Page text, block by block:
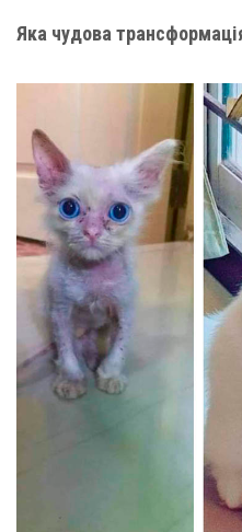
Яка чудова